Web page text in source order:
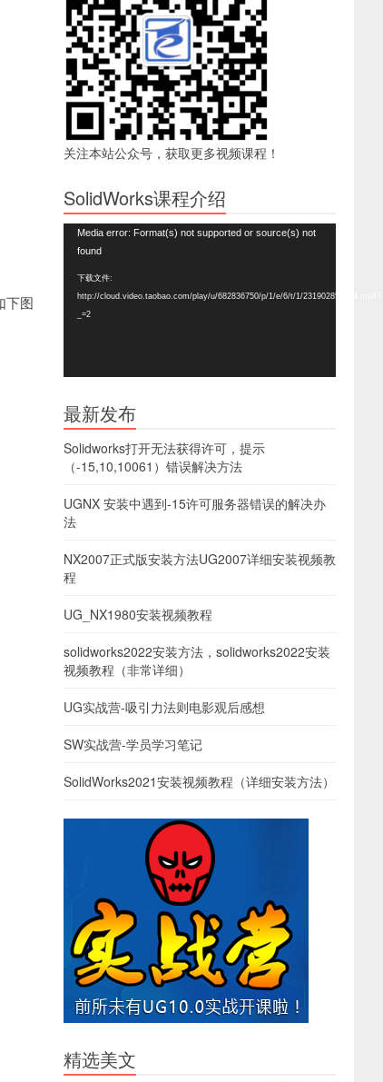
下图
关注本站公众号，获取更多视频课程！
SolidWorks课程介绍
Media error: Format(s) not supported or source(s) not
found
下载文件:
http://cloud.video.taobao.com/play/u/682836750/p/1/e/6/t/1/231902857024.mp4?
_=2
最新发布
Solidworks打开无法获得许可，提示
（-15,10,10061）错误解决方法
UGNX 安装中遇到-15许可服务器错误的解决办
法
NX2007正式版安装方法UG2007详细安装视频教
程
UG_NX1980安装视频教程
solidworks2022安装方法，solidworks2022安装
视频教程（非常详细）
UG实战营-吸引力法则电影观后感想
SW实战营-学员学习笔记
SolidWorks2021安装视频教程（详细安装方法）
精选美文